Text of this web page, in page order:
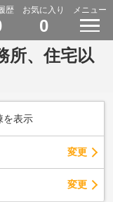
歴 お気に入り
0
メニュー
所、住宅以
を表示
変更
変更